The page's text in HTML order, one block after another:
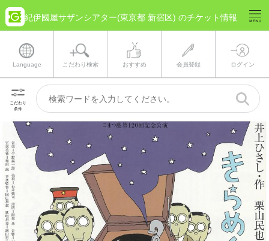
紀伊國屋サザンシアター(東京都 新宿区) のチケット情報
Language こだわり検索 おすすめ 会員登録 ログイン
こだわり
条件